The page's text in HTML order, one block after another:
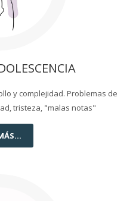
y complejidad. Problemas de
tristeza, "malas notas"